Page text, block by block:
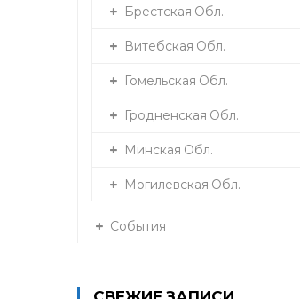
Брестская Обл.
Витебская Обл.
Гомельская Обл.
Гродненская Обл.
Минская Обл.
Могилевская Обл.
События